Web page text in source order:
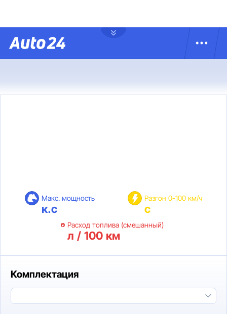
Макс. мощность
к.с
Разгон 0-100 км/ч
с
Расход топлива (смешанный)
л / 100 км
Комплектация